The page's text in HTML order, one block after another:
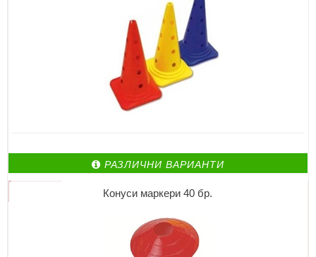
РАЗЛИЧНИ ВАРИАНТИ
Конуси маркери 40 бр.